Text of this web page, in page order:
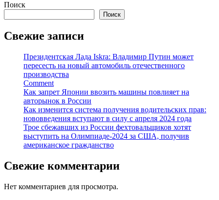
Поиск
Поиск
Свежие записи
Президентская Лада Iskra: Владимир Путин может
пересесть на новый автомобиль отечественного
производства
Comment
Как запрет Японии ввозить машины повлияет на
авторынок в России
Как изменится система получения водительских прав:
нововведения вступают в силу с апреля 2024 года
Трое сбежавших из России фехтовальщиков хотят
выступить на Олимпиаде-2024 за США, получив
американское гражданство
Свежие комментарии
Нет комментариев для просмотра.